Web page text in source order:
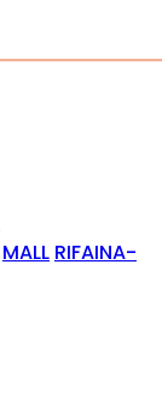
MALL RIFAINA-